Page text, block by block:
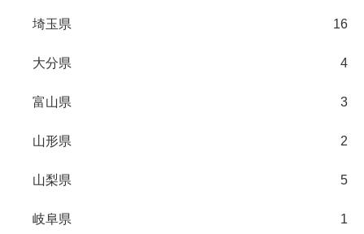
埼玉県 16
大分県 4
富山県 3
山形県 2
山梨県 5
岐阜県 1